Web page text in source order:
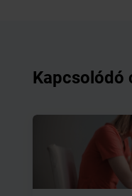
Kapcsolódó